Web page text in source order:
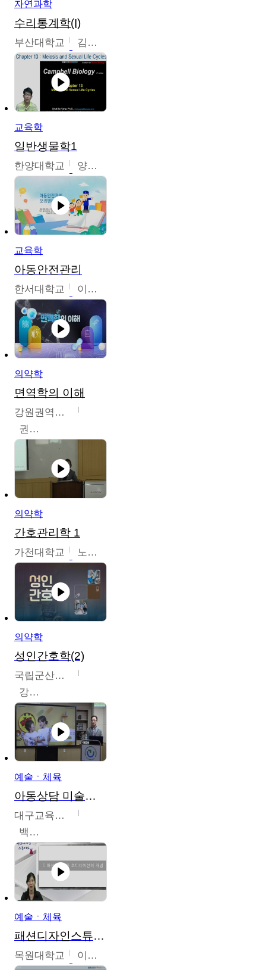
자연과학
수리통계학(I)
부산대학교 김충락
교육학
일반생물학1
한양대학교 양철수
교육학
아동안전관리
한서대학교 이태연
의약학
면역학의 이해
강원권역센터
권보인
의약학
간호관리학 1
가천대학교 노원정
의약학
성인간호학(2)
국립군산대학교
강경아
예술ㆍ체육
아동상담 미술치료
대구교육대학교
백중열
예술ㆍ체육
패션디자인스튜디오
목원대학교 이건희